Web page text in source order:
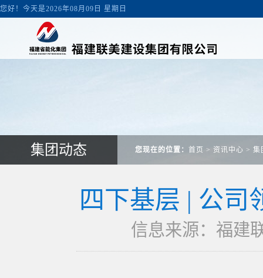
您好！今天是2026年08月09日 星期日
集团动态 您现在的位置： 首页 > 资讯中心 > 集
四下基层 | 公司
信息来源：福建